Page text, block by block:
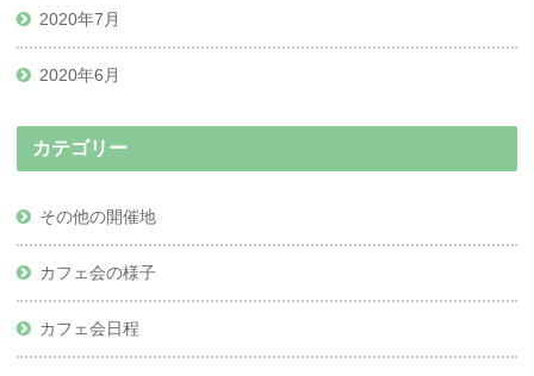
2020年7月
2020年6月
カテゴリー
その他の開催地
カフェ会の様子
カフェ会日程